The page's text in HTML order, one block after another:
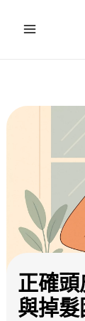
正確
與掉髮